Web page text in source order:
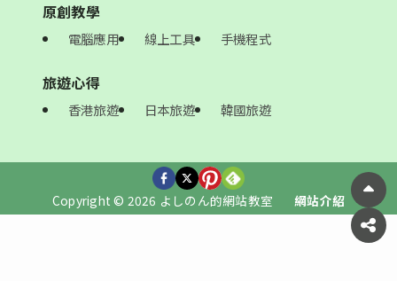
原創教學
電腦應用 線上工具 手機程式
旅遊心得
香港旅遊 日本旅遊 韓國旅遊
Copyright © 2026 よしのん的網站教室 網站介紹